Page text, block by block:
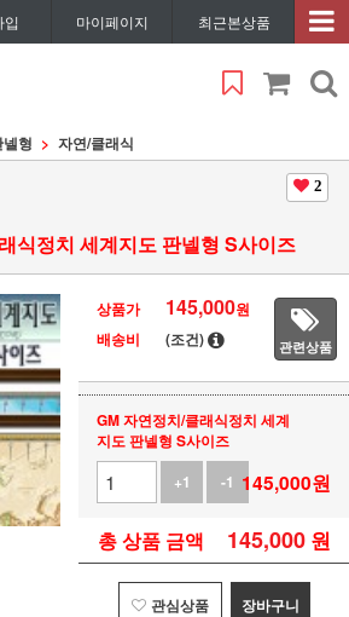
입 마이페이지 최근본상품
형 자연/클래식
2
식정치 세계지도 판넬형 S사이즈
상품가 145,000원
배송비
(조건) 관련상품
GM 자연정치/클래식정치 세계
지도 판넬형 S사이즈
+1
-1 145,000원
총 상품 금액 145,000 원
관심상품 장바구니